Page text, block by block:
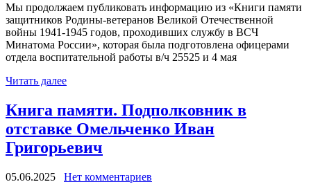
Мы продолжаем публиковать информацию из «Книги памяти
защитников Родины-ветеранов Великой Отечественной
войны 1941-1945 годов, проходивших службу в ВСЧ
Минатома России», которая была подготовлена офицерами
отдела воспитательной работы в/ч 25525 и 4 мая
Читать далее
Книга памяти. Подполковник в
отставке Омельченко Иван
Григорьевич
05.06.2025 Нет комментариев